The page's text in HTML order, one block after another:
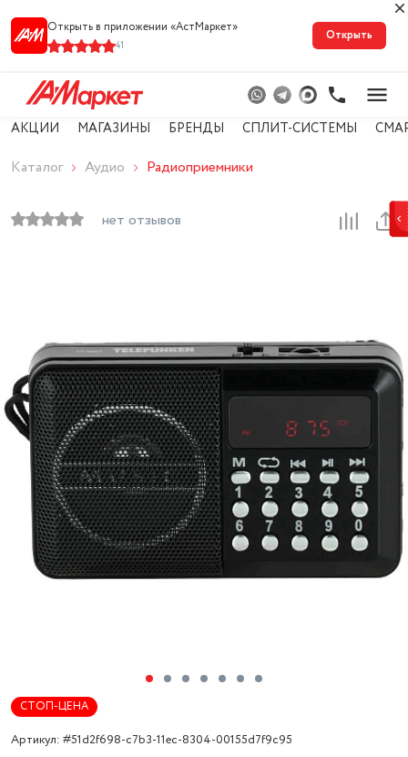
Открыть в приложении «АстМарке‪т‬»
41
Открыть
АКЦИИ МАГАЗИНЫ БРЕНДЫ СПЛИТ-СИСТЕМЫ
Каталог Аудио Радиоприемники
нет отзывов
СТОП-ЦЕНА
Артикул: #51d2f698-c7b3-11ec-8304-00155d7f9c95